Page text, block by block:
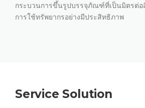
กระบวนการขึ้นรูปบรรจุภัณฑ์ที่เป็นมิตรต่อ
การใช้ทรัพยากรอย่างมีประสิทธิภาพ
Service Solution